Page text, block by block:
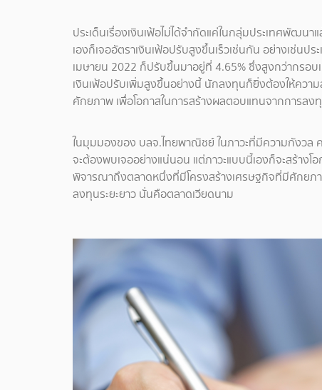
ประเด็นเรื่องเงินเฟ้อไม่ได้จำกัดแค่ในกลุ่มประเทศพัฒ
เองก็เจออัตราเงินเฟ้อปรับสูงขึ้นเร็วเช่นกัน อย่างเช่นปร
เมษายน 2022 ก็ปรับขึ้นมาอยู่ที่ 4.65% ซึ่งสูงกว่ากรอบ
เงินเฟ้อปรับเพิ่มสูงขึ้นอย่างนี้ นักลงทุนก็ยิ่งต้องให้คว
ศักยภาพ เพื่อโอกาสในการสร้างผลตอบแทนจากการลงทุ
ในมุมมองของ บลจ.ไทยพาณิชย์ ในภาวะที่มีความกังว
จะต้องพบเจออย่างแน่นอน แต่ภาวะแบบนี้เองก็จะสร้าง
พิจารณาถึงตลาดหนึ่งที่มีโครงสร้างเศรษฐกิจที่มีศักยภาพ
ลงทุนระยะยาว นั่นคือตลาดเวียดนาม